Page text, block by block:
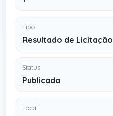
Tipo
Resultado de Licitação
Status
Publicada
Local